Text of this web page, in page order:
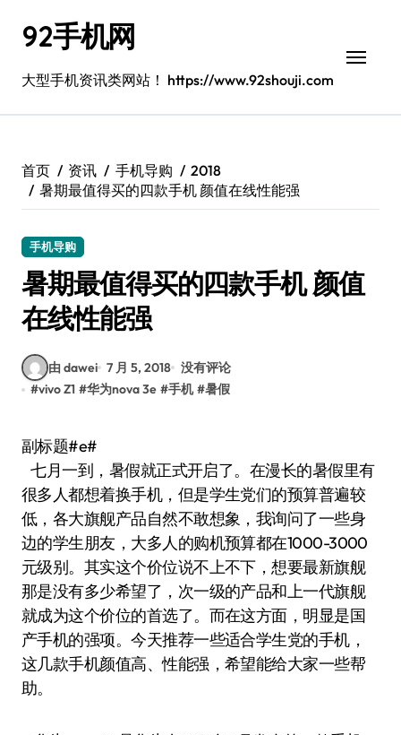
92手机网
大型手机资讯类网站！ https://www.92shouji.com
首页 资讯 手机导购
2018
暑期最值得买的四款手机 颜值在线性能强
手机导购
暑期最值得买的四款手机 颜值
在线性能强
由 dawei 7 月 5, 2018 没有评论
#vivo Z1 #华为nova 3e #手机 #暑假
副标题#e#
七月一到，暑假就正式开启了。在漫长的暑假里有
很多人都想着换手机，但是学生党们的预算普遍较
低，各大旗舰产品自然不敢想象，我询问了一些身
边的学生朋友，大多人的购机预算都在1000-3000
元级别。其实这个价位说不上不下，想要最新旗舰
那是没有多少希望了，次一级的产品和上一代旗舰
就成为这个价位的首选了。而在这方面，明显是国
产手机的强项。今天推荐一些适合学生党的手机，
这几款手机颜值高、性能强，希望能给大家一些帮
助。